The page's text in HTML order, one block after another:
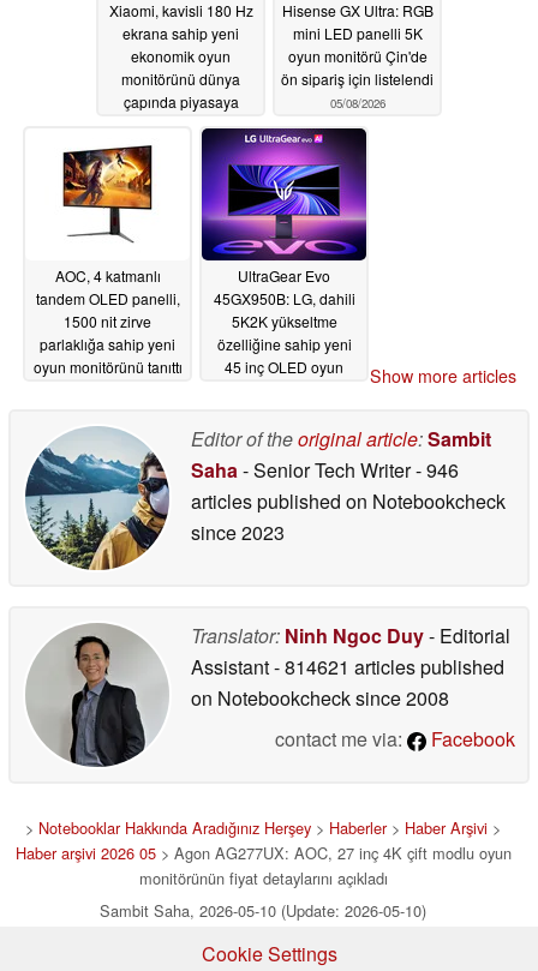
Xiaomi, kavisli 180 Hz
ekrana sahip yeni
ekonomik oyun
monitörünü dünya
çapında piyasaya
05/08/2026
Hisense GX Ultra: RGB
mini LED panelli 5K
oyun monitörü Çin'de
ön sipariş için listelendi
05/08/2026
AOC, 4 katmanlı
tandem OLED panelli,
1500 nit zirve
parlaklığa sahip yeni
oyun monitörünü tanıttı
UltraGear Evo
45GX950B: LG, dahili
5K2K yükseltme
özelliğine sahip yeni
45 inç OLED oyun
Show more articles
Editor of theoriginal article:Sambit
Saha- Senior Tech Writer- 946
articles published on Notebookcheck
since 2023
Translator: Ninh Ngoc Duy- Editorial
Assistant- 814621 articles published
on Notebookchecksince 2008
contact me via:
Facebook
> Notebooklar Hakkında Aradığınız Herşey > Haberler> Haber Arşivi >
Haber arşivi 2026 05> Agon AG277UX: AOC, 27 inç 4K çift modlu oyun
monitörünün fiyat detaylarını açıkladı
Sambit Saha, 2026-05-10 (Update: 2026-05-10)
Cookie Settings